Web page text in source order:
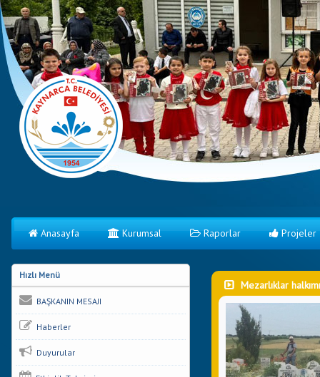
Anasayfa Kurumsal Raporlar Projeler
Hızlı Menü
BAŞKANIN MESAJI
Haberler
Duyurular
Mezarlıklar